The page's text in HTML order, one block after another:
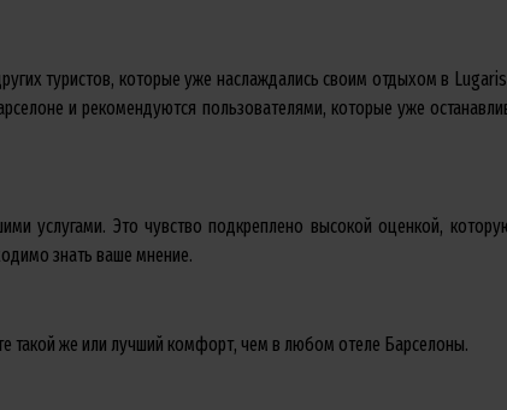
туристов, которые уже наслаждались своим отдыхом в
и рекомендуются пользователями, которые уже
услугами. Это чувство подкреплено высокой оценкой,
знать ваше мнение.
такой же или лучший комфорт, чем в любом отеле Барселоны.